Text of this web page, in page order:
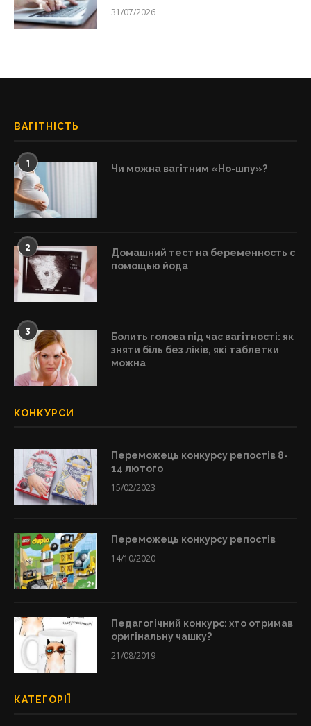
31/07/2026
ВАГІТНІСТЬ
1 Чи можна вагітним «Но-шпу»?
2
Домашний тест на беременность с
помощью йода
3
Болить голова під час вагітності: як
зняти біль без ліків, які таблетки
можна
КОНКУРСИ
Переможець конкурсу репостів 8-
14 лютого
15/02/2023
Переможець конкурсу репостів
14/10/2020
Педагогічний конкурс: хто отримав
оригінальну чашку?
21/08/2019
КАТЕГОРІЇ